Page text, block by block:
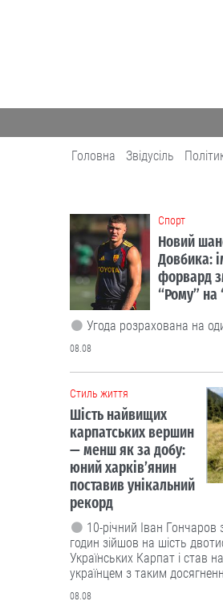
Головна Звідусіль
Cпорт
Новий
Довбика:
форвард
“Рому” на
Угода розрахована на
08.08
Cтиль життя
Шість найвищих
карпатських вершин
— менш як за добу:
юний харків’янин
поставив унікальний
рекорд
10-річний Іван
годин зійшов на шість
Українських Карпат і став
українцем з таким
08.08